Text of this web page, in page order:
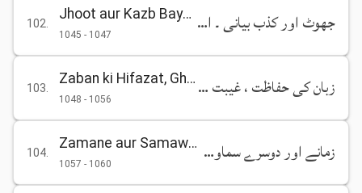
102
Jhoot aur Kazb Bayani
1045 - 1047 جھوٹ اور کذب بیانی ۔ احسان جتانا
103
Zaban ki Hifazat, Gheebat aur Chughli
1048 - 1056 زبان کی حفاظت ، غیبت اور چغلخوری
104
Zamane aur Samawi Hawadis ko Bura Kehna
1057 - 1060 زمانے اور دوسرے سماوی حوادث کو برا بھلا کہنا